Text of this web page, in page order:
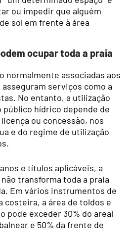
ou impedir que alguém
sol em frente à área
ocupar toda a praia
normalmente associadas aos
serviços como a
No entanto, a utilização
hídrico depende de
ou concessão, nos
e do regime de utilização
e títulos aplicáveis, a
transforma toda a praia
Em vários instrumentos de
costeira, a área de toldos e
pode exceder 30% do areal
e 50% da frente de